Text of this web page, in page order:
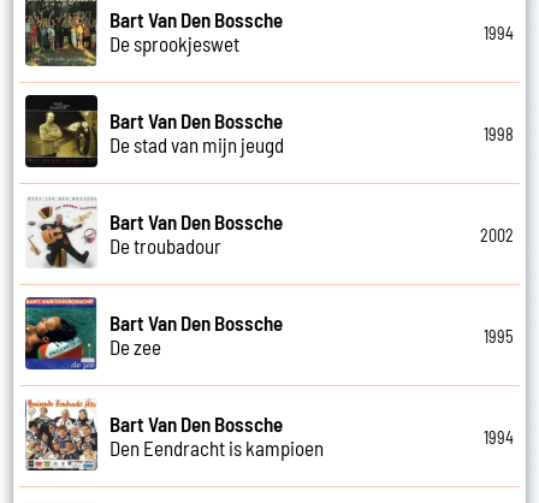
Bart Van Den Bossche
De sprookjeswet
1994
Bart Van Den Bossche
De stad van mijn jeugd
1998
Bart Van Den Bossche
De troubadour
2002
Bart Van Den Bossche
De zee
1995
Bart Van Den Bossche
Den Eendracht is kampioen
1994